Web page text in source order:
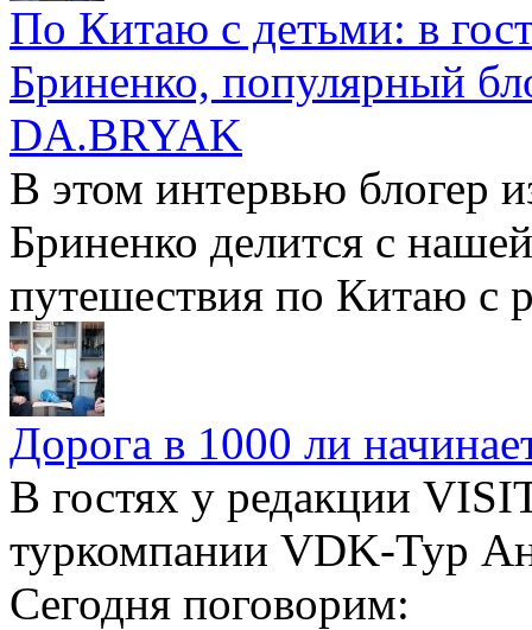
По Китаю с детьми: в
Бриненко, популярный
DA.BRYAK
В этом интервью блогер
Бриненко делится с
путешествия по Китаю с
Дорога в 1000 ли
В гостях у редакции
туркомпании VDK-Тур
Сегодня поговорим: